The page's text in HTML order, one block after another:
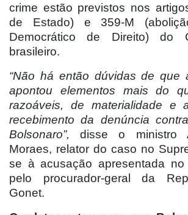
crime estão previstos nos
de Estado) e 359-M
Democrático de Direito) do
brasileiro.
“Não há então dúvidas de que
apontou elementos mais do
razoáveis, de materialidade e
recebimento da denúncia
Bolsonaro”, disse o ministro
Moraes, relator do caso no
se à acusação apresentada
pelo procurador-geral da
Gonet.